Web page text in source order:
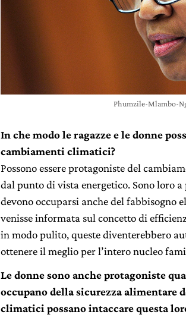
Phumzile-Mlambo-
In che modo le ragazze e le donne
cambiamenti climatici?
Possono essere protagoniste del
dal punto di vista energetico. Sono loro
devono occuparsi anche del fabbisogno
venisse informata sul concetto di
in modo pulito, queste diventerebbero
ottenere il meglio per l’intero nucleo
Le donne sono anche protagoniste
occupano della sicurezza alimentare
climatici possano intaccare questa